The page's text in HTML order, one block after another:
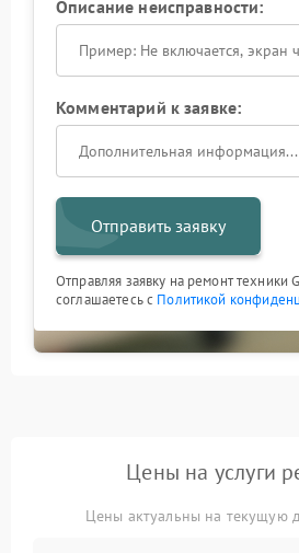
Описание неисправности:
Комментарий к заявке:
Отправить заявку
Отправляя заявку на ремонт техники
соглашаетесь с Политикой
Цены на услуги
Цены актуальны на текущую